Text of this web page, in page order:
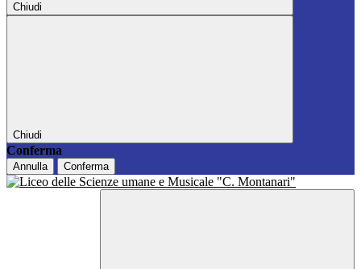
Chiudi
Chiudi
Conferma
Annulla Conferma